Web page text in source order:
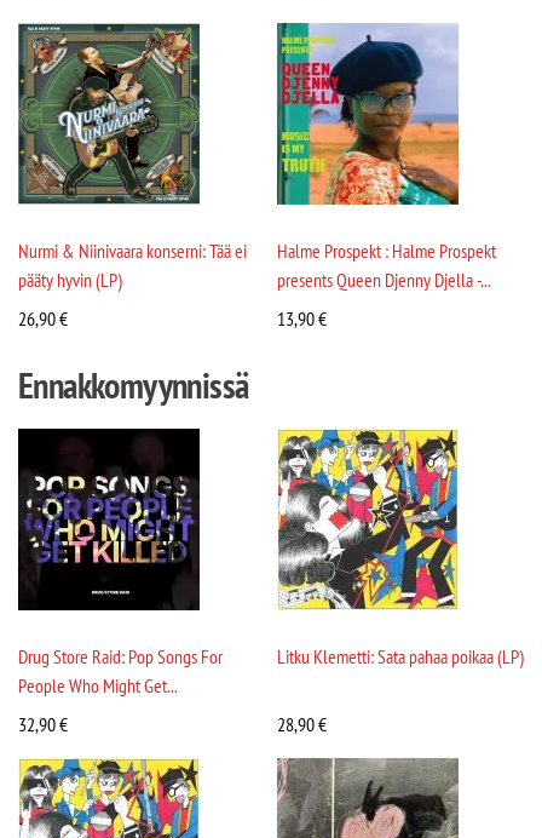
Nurmi & Niinivaara konserni: Tää ei
pääty hyvin (LP)
26,90€
Halme Prospekt : Halme Prospekt
presents Queen Djenny Djella -...
13,90€
Ennakkomyynnissä
Drug Store Raid: Pop Songs For
People Who Might Get...
32,90€
Litku Klemetti: Sata pahaa poikaa (LP)
28,90€